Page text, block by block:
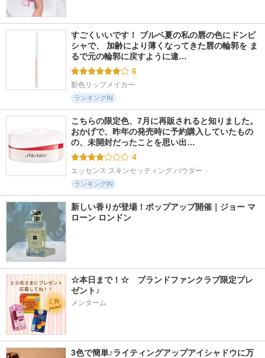
すごくいいです！ ブルベ夏の私の唇の色にドンピ
シャで、 加齢により薄くなってきた唇の輪郭を ま
るで元の輪郭に戻すように違…
6
影色リップメイカー
ランキングIN
こちらの限定色、7月に再販されると知りました。
おかげで、昨年の発売時に予約購入していたもの
の、未開封だったことを思い出…
4
エッセンス スキンセッティング パウダー
ランキングIN
新しい香りが登場！ポップアップ開催｜ジョー マ
ローン ロンドン
☆本日まで！☆　ブランドファンクラブ限定プレ
ゼント♪
メンターム
3色で簡単♪ライティングアップアイシャドウに万